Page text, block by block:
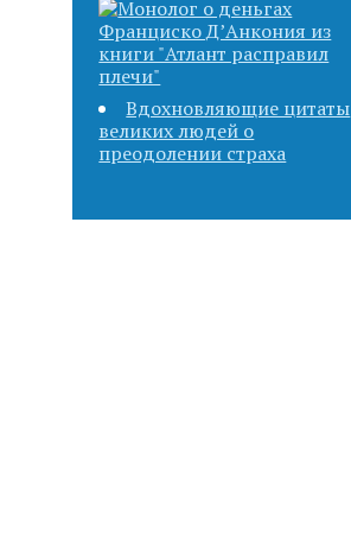
Вдохновляющие цитаты
великих людей о
преодолении страха